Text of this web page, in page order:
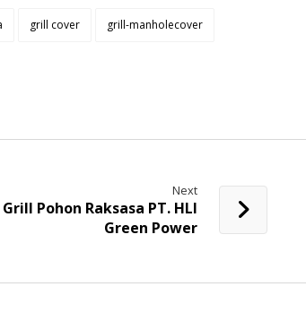
grill cover grill-manholecover
Next
Grill Pohon Raksasa PT. HLI
Green Power